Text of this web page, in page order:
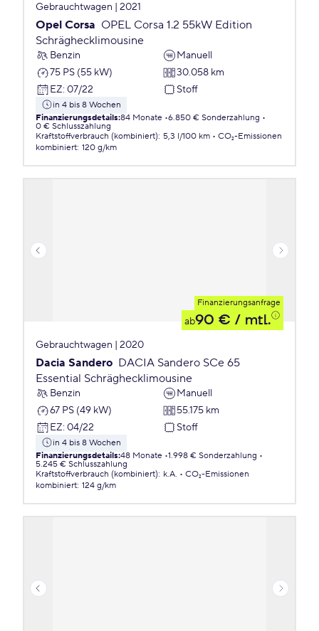
Gebrauchtwagen | 2021
Opel Corsa OPEL Corsa 1.2 55kW Edition
Schräghecklimousine
Benzin
Manuell
75 PS (55 kW)
30.058 km
EZ: 07/22 Stoff
in 4 bis 8 Wochen
Finanzierungsdetails:84 Monate 6.850 € Sonderzahlung
0 € Schlusszahlung
Kraftstoffverbrauch (kombiniert): 5,3 l/100 km
CO₂-Emissionen
kombiniert: 120 g/km
Finanzierungsanfrage
ab90 € / mtl.
Gebrauchtwagen | 2020
Dacia Sandero DACIA Sandero SCe 65
Essential Schräghecklimousine
Benzin
Manuell
67 PS (49 kW)
55.175 km
EZ: 04/22 Stoff
in 4 bis 8 Wochen
Finanzierungsdetails:48 Monate 1.998 € Sonderzahlung
5.245 € Schlusszahlung
Kraftstoffverbrauch (kombiniert): k.A.
CO₂-Emissionen
kombiniert: 124 g/km